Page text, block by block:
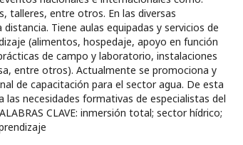
talleres, entre otros. En las diversas
Tiene aulas equipadas y servicios de
(alimentos, hospedaje, apoyo en función
de campo y laboratorio, instalaciones
entre otros). Actualmente se promociona y
de capacitación para el sector agua. De esta
las necesidades formativas de especialistas del
CLAVE: inmersión total; sector hídrico;